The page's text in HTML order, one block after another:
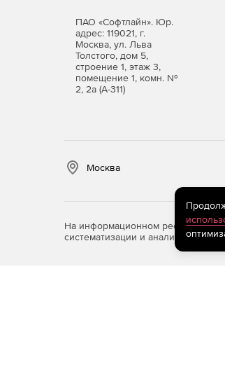
ПАО «Софтлайн». Юр.
адрес: 119021, г.
Москва, ул. Льва
Толстого, дом 5,
строение 1, этаж 3,
помещение 1, комн. №
2, 2а (А-311)
Москва
На информационном ресурсе
систематизации и анализа